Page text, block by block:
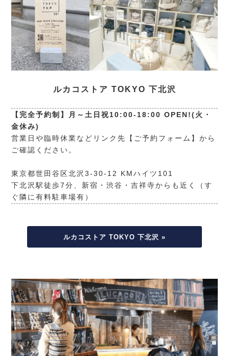
ルカコストア TOKYO 下北沢
【完全予約制】月～土日祝10:00-18:00 OPEN!(火・
金休み)
営業日や臨時休業などリンク先【ご予約フォーム】から
ご確認ください。
東京都世田谷区北沢3-30-12 KMハイツ101
下北沢駅徒歩7分、新宿・渋谷・吉祥寺からも近く（す
ぐ隣に有料駐車場有）
ルカコストア TOKYO 下北沢 »